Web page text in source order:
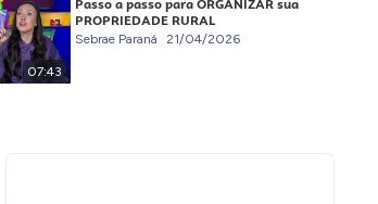
07:43
Passo a passo para ORGANIZAR sua
PROPRIEDADE RURAL
Sebrae Paraná 21/04/2026